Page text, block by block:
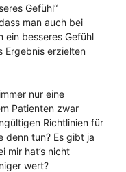
Gefühl“
man auch bei
besseres Gefühl
Ergebnis erzielten
nur eine
Patienten zwar
Richtlinien für
denn tun? Es gibt ja
mir hat’s nicht
wert?